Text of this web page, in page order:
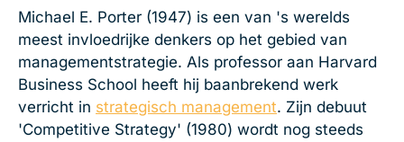
Michael E. Porter (1947) is een van 's werelds
meest invloedrijke denkers op het gebied van
managementstrategie. Als professor aan Harvard
Business School heeft hij baanbrekend werk
verricht in strategisch management. Zijn debuut
'Competitive Strategy' (1980) wordt nog steeds